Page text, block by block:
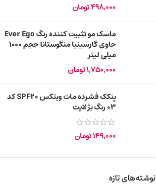
498,000تومان
ماسک مو تثبیت کننده رنگ Ever Ego
حاوی گارسینیا منگوستانا حجم ۱۰۰۰
میلی لیتر
1,750,000تومان
پنکک فشرده مات ویتکس SPF20 کد
۰۳ رنگ بژ لایت
149,000تومان
نوشته‌های تازه